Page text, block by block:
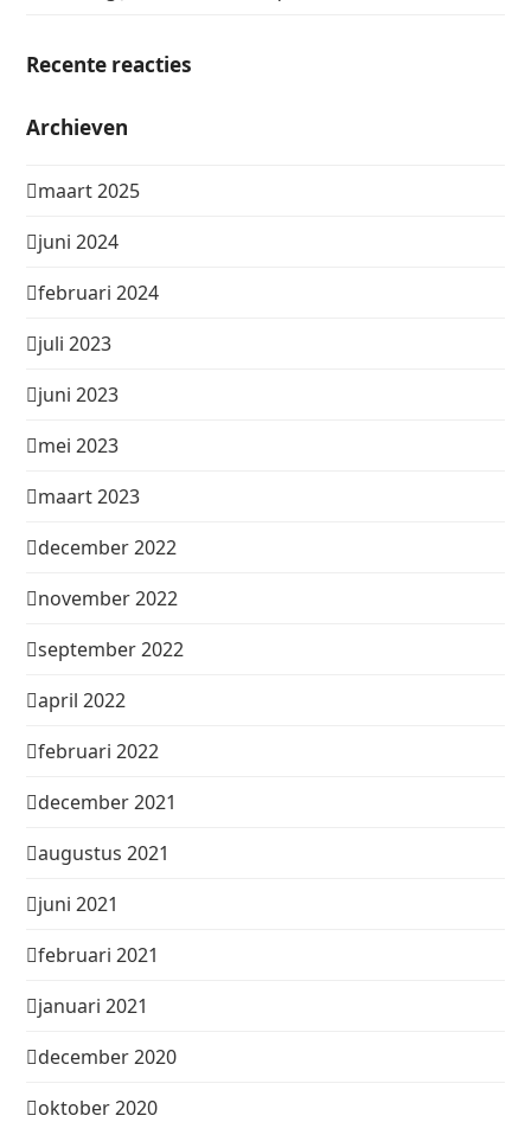
Recente reacties
Archieven
maart 2025
juni 2024
februari 2024
juli 2023
juni 2023
mei 2023
maart 2023
december 2022
november 2022
september 2022
april 2022
februari 2022
december 2021
augustus 2021
juni 2021
februari 2021
januari 2021
december 2020
oktober 2020